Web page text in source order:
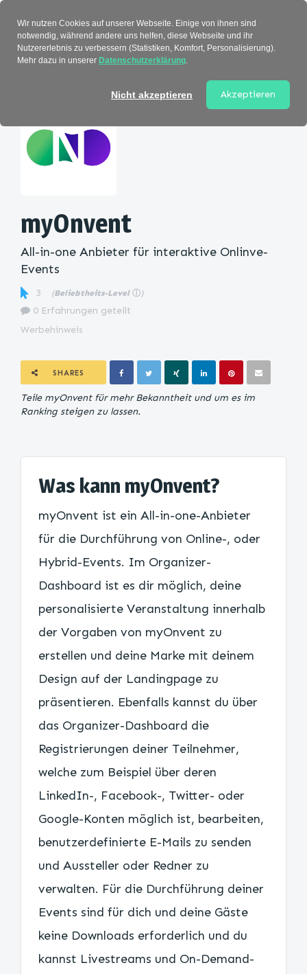
myOnvent
All-in-one Anbieter für interaktive Onlinve-
Events
3 (Beliebtheits-Level ⓘ )
0 Erfahrungen geteilt
Werbehinweis
SHARES
Teile myOnvent für mehr Bekanntheit und um es im
Ranking steigen zu lassen.
Was kann myOnvent?
myOnvent ist ein All-in-one-Anbieter
für die Durchführung von Online-, oder
Hybrid-Events. Im Organizer-
Dashboard ist es dir möglich, deine
personalisierte Veranstaltung innerhalb
der Vorgaben von myOnvent zu
erstellen und deine Marke mit deinem
Design auf der Landingpage zu
präsentieren. Ebenfalls kannst du über
das Organizer-Dashboard die
Registrierungen deiner Teilnehmer,
welche zum Beispiel über deren
LinkedIn-, Facebook-, Twitter- oder
Google-Konten möglich ist, bearbeiten,
benutzerdefinierte E-Mails zu senden
und Aussteller oder Redner zu
verwalten. Für die Durchführung deiner
Events sind für dich und deine Gäste
keine Downloads erforderlich und du
kannst Livestreams und On-Demand-
Wir nutzen Cookies auf unserer Webseite. Einige von ihnen sind
notwendig, während andere uns helfen, diese Webseite und ihr
Nutzererlebnis zu verbessern (Statistiken, Komfort, Personalisierung).
Mehr dazu in unserer Datenschutzerklärung.
Nicht akzeptieren Akzeptieren